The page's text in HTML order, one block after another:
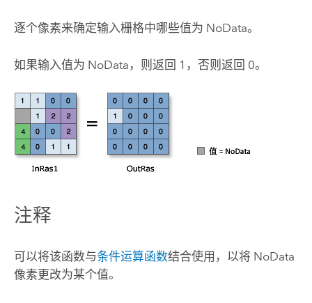
逐个像素来确定输入栅格中哪些值为 NoData。
如果输入值为 NoData，则返回 1，否则返回 0。
注释
可以将该函数与条件运算函数结合使用，以将 NoData
像素更改为某个值。